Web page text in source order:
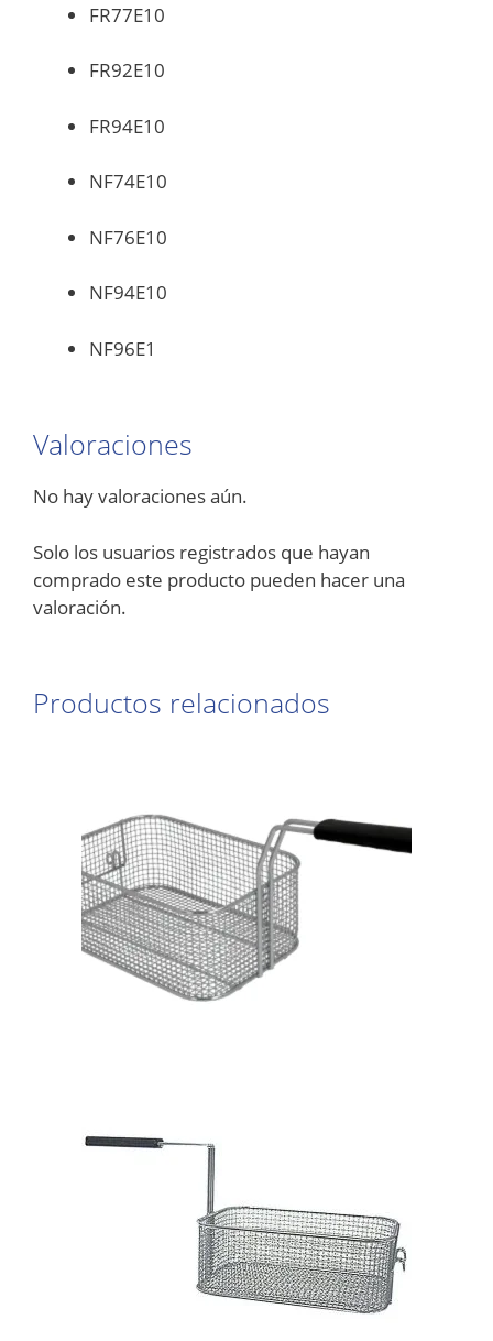
FR77E10
FR92E10
FR94E10
NF74E10
NF76E10
NF94E10
NF96E1
Valoraciones
No hay valoraciones aún.
Solo los usuarios registrados que hayan
comprado este producto pueden hacer una
valoración.
Productos relacionados